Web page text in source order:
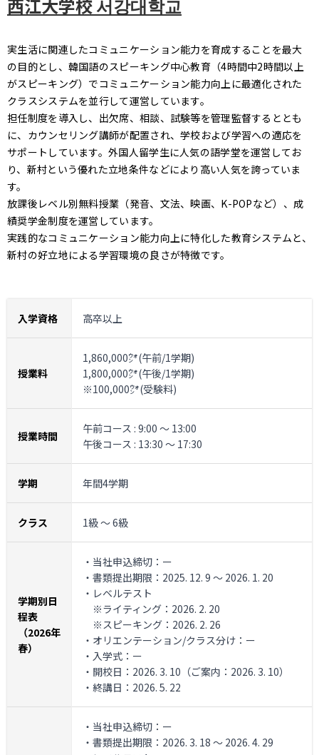
西江大学校 서강대학교
実生活に関連したコミュニケーション能力を育成することを最大
の目的とし、韓国語のスピーキング中心教育（4時間中2時間以上
がスピーキング）でコミュニケーション能力向上に最適化された
クラスシステムを並行して運営しています。
担任制度を導入し、出欠席、相談、試験等を管理監督するととも
に、カウンセリング講師が配置され、学校および学習への適応を
サポートしています。外国人留学生に人気の語学堂を運営してお
り、新村という優れた立地条件などにより高い人気を誇っていま
す。
放課後レベル別無料授業（発音、文法、映画、K-POPなど）、成
績奨学金制度を運営しています。
実践的なコミュニケーション能力向上に特化した教育システムと、
新村の好立地による学習環境の良さが特徴です。
入学資格 高卒以上
授業料
1,860,000㌆(午前/1学期)
1,800,000㌆(午後/1学期)
※100,000㌆(受験料)
授業時間
午前コース : 9:00 ～ 13:00
午後コース : 13:30 ～ 17:30
学期 年間4学期
クラス 1級 ～ 6級
学期別日
程表
（2026年
春）
・当社申込締切：ー
・書類提出期限：2025. 12. 9 ～ 2026. 1. 20
・レベルテスト
※ライティング：2026. 2. 20
※スピーキング：2026. 2. 26
・オリエンテーション/クラス分け：ー
・入学式：ー
・開校日：2026. 3. 10（ご案内：2026. 3. 10）
・終講日：2026. 5. 22
・当社申込締切：ー
・書類提出期限：2026. 3. 18 ～ 2026. 4. 29